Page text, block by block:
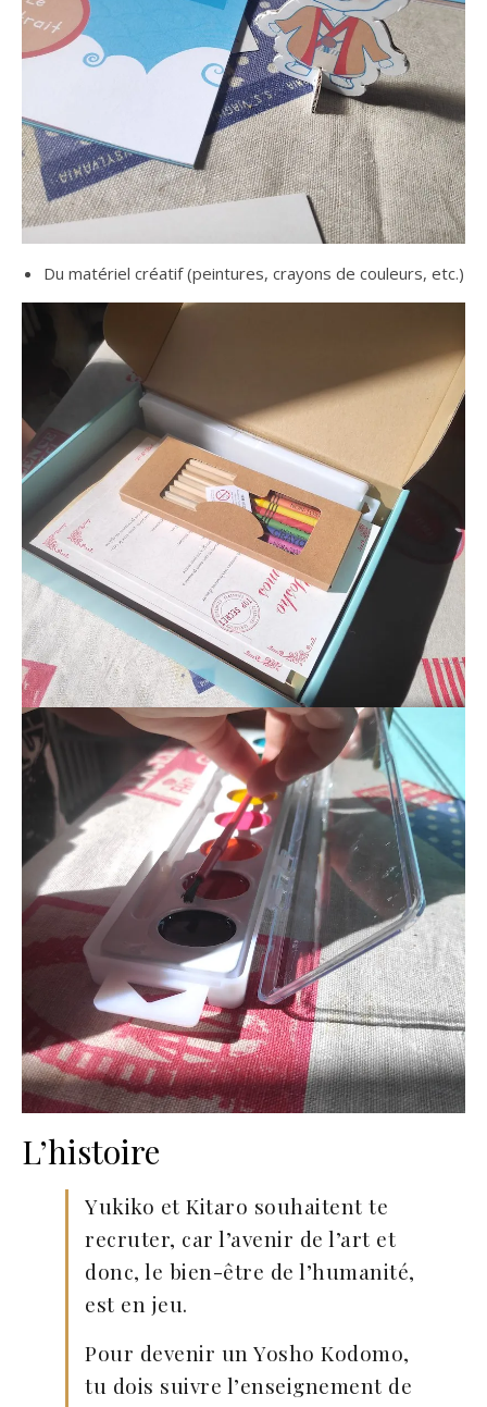
Du matériel créatif (peintures, crayons de couleurs, etc.)
L’histoire
Yukiko et Kitaro souhaitent te
recruter, car l’avenir de l’art et
donc, le bien-être de l’humanité,
est en jeu.
Pour devenir un Yosho Kodomo,
tu dois suivre l’enseignement de